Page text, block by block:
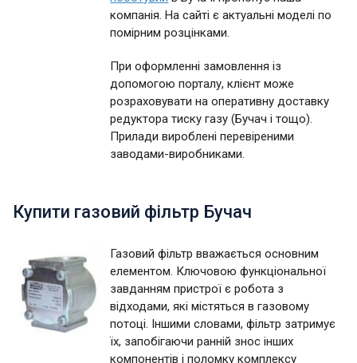
компанія. На сайті є актуальні моделі по
помірним розцінками.
При оформленні замовлення із
допомогою порталу, клієнт може
розраховувати на оперативну доставку
редуктора тиску газу (Бучач і тощо).
Прилади вироблені перевіреними
заводами-виробниками.
Купити газовий фільтр Бучач
Газовий фільтр вважається основним
елементом. Ключовою функціональної
завданням пристрої є робота з
відходами, які містяться в газовому
потоці. Іншими словами, фільтр затримує
їх, запобігаючи ранній знос інших
компонентів і поломку комплексу